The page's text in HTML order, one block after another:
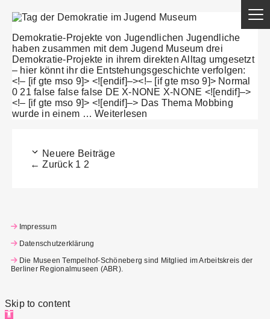
Demokratie-Projekte von Jugendlichen Jugendliche
haben zusammen mit dem Jugend Museum drei
Demokratie-Projekte in ihrem direkten Alltag umgesetzt
– hier könnt ihr die Entstehungsgeschichte verfolgen:
<!– [if gte mso 9]> <![endif]–><!– [if gte mso 9]> Normal
0 21 false false false DE X-NONE X-NONE <![endif]–>
<!– [if gte mso 9]> <![endif]–> Das Thema Mobbing
wurde in einem …Weiterlesen
Neuere Beiträge
← Zurück 1 2
Impressum
Datenschutzerklärung
Die Museen Tempelhof-Schöneberg sind Mitglied im Arbeitskreis der
Berliner Regionalmuseen (ABR).
Skip to content
Open toolbar